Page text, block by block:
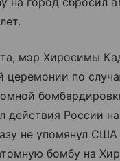
мэр Хиросимы
церемонии по
действия России
не упомянул США
бомбу на